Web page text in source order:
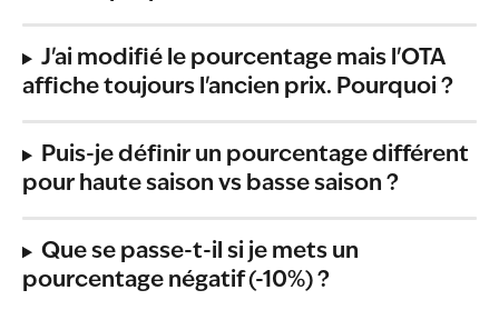
J'ai modifié le pourcentage mais l'OTA
affiche toujours l'ancien prix. Pourquoi ?
Puis-je définir un pourcentage différent
pour haute saison vs basse saison ?
Que se passe-t-il si je mets un
pourcentage négatif (-10%) ?